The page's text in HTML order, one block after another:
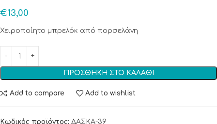
€13,00
Χειροποίητο μπρελόκ από πορσελάνη
ΠΡΟΣΘΉΚΗ ΣΤΟ ΚΑΛΆΘΙ
Add to compare Add to wishlist
Κωδικός προϊόντος: ΔΑΣΚΑ-39